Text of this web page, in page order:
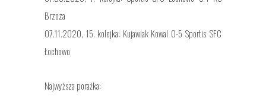
Brzoza
07.11.2020, 15. kolejka: Kujawiak Kowal 0-5 Sportis SFC
Łochowo
Najwyższa porażka: